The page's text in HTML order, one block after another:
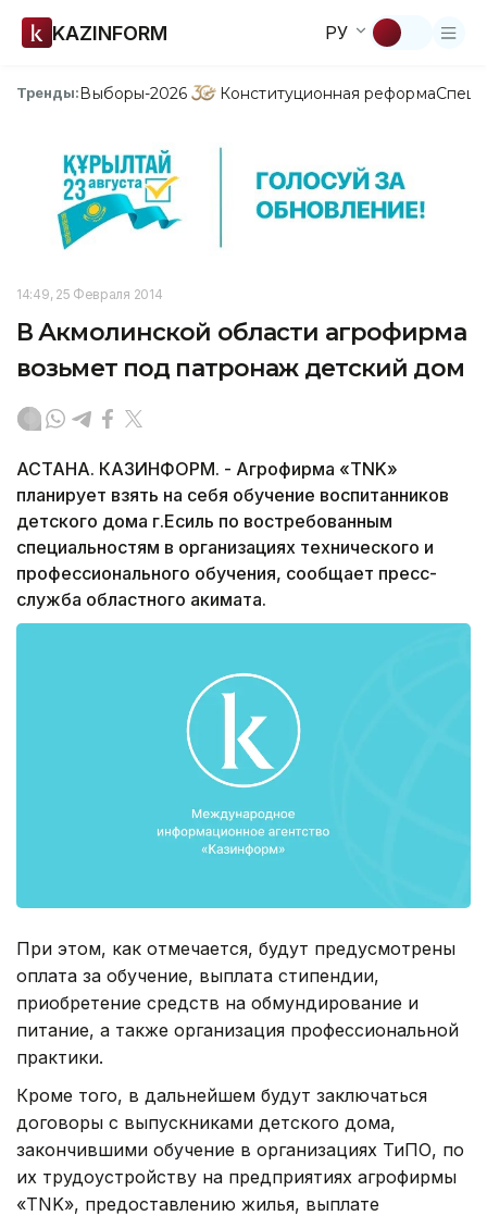
KAZINFORM РУ
Тренды:Выборы-2026 Конституционная реформа
14:49, 25 Февраля 2014
В Акмолинской области агрофирма
возьмет под патронаж детский дом
АСТАНА. КАЗИНФОРМ. - Агрофирма «TNK»
планирует взять на себя обучение воспитанников
детского дома г.Есиль по востребованным
специальностям в организациях технического и
профессионального обучения, сообщает пресс-
служба областного акимата.
При этом, как отмечается, будут предусмотрены
оплата за обучение, выплата стипендии,
приобретение средств на обмундирование и
питание, а также организация профессиональной
практики.
Кроме того, в дальнейшем будут заключаться
договоры с выпускниками детского дома,
закончившими обучение в организациях ТиПО, по
их трудоустройству на предприятиях агрофирмы
«TNK», предоставлению жилья, выплате